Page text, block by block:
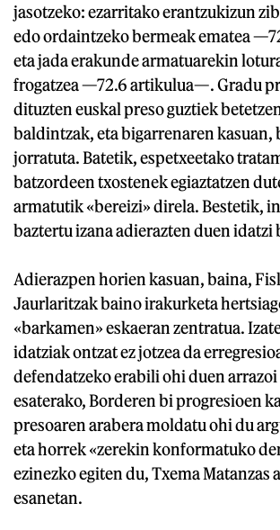
jasotzeko: ezarritako erantzukizun
edo ordaintzeko bermeak ematea
eta jada erakunde armatuarekin
frogatzea —72.6 artikulua—. Gradu
dituzten euskal preso guztiek
baldintzak, eta bigarrenaren kasuan,
jorratuta. Batetik, espetxeetako
batzordeen txostenek egiaztatzen
armatutik «bereizi» direla. Bestetik,
baztertu izana adierazten duen idatzi
Adierazpen horien kasuan, baina,
Jaurlaritzak baino irakurketa
«barkamen» eskaeran zentratua.
idatziak ontzat ez jotzea da
defendatzeko erabili ohi duen arrazoi
esaterako, Borderen bi progresioen
presoaren arabera moldatu ohi du
eta horrek «zerekin konformatuko
ezinezko egiten du, Txema Matanzas
esanetan.